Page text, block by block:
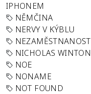
IPHONEM
NĚMČINA
NERVY V KÝBLU
NEZAMĚSTNANOST
NICHOLAS WINTON
NOE
NONAME
NOT FOUND